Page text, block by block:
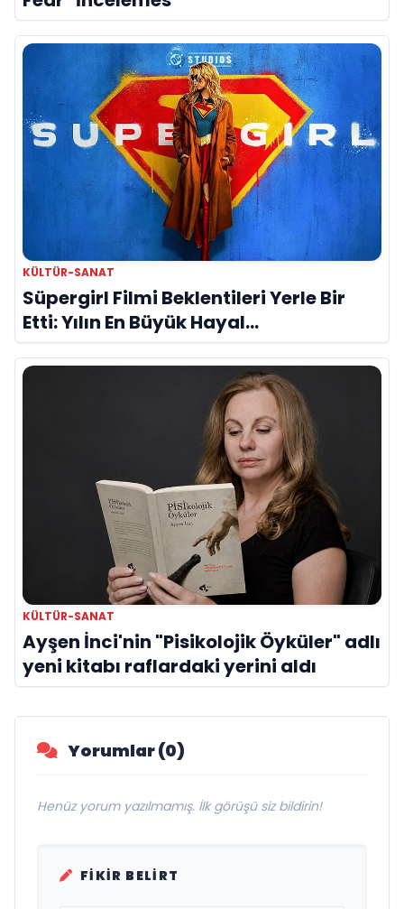
KÜLTÜR-SANAT
Süpergirl Filmi Beklentileri Yerle Bir
Etti: Yılın En Büyük Hayal
Kırıklıklarından Biri mi?
KÜLTÜR-SANAT
Ayşen İnci'nin "Pisikolojik Öyküler" adlı
yeni kitabı raflardaki yerini aldı
Yorumlar (0)
Henüz yorum yazılmamış. İlk görüşü siz bildirin!
FIKIR BELIRT